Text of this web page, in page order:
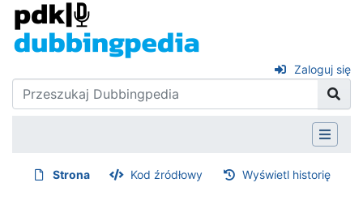
Zaloguj się
Strona Kod źródłowy Wyświetl historię